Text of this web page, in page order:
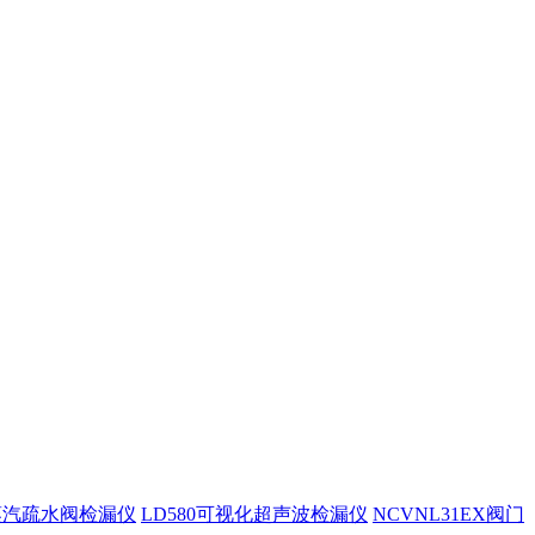
疏水阀检漏仪 LD580可视化超声波检漏仪 NCVNL31EX阀门